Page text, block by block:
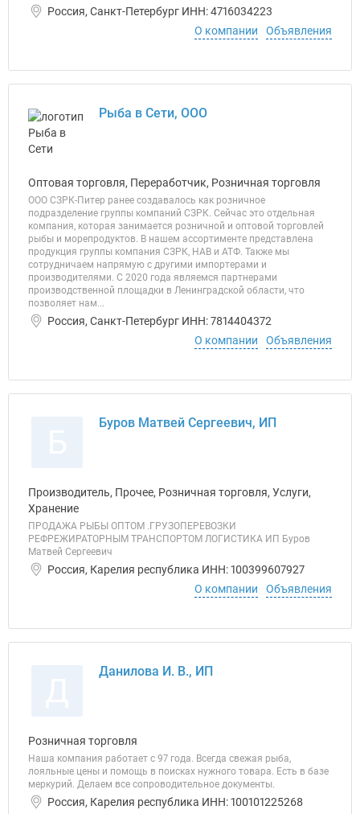
Россия, Санкт-Петербург ИНН: 4716034223
О компании
Объявления
Рыба в Сети, ООО
Оптовая торговля, Переработчик, Розничная торговля
ООО СЗРК-Питер ранее создавалось как розничное
подразделение группы компаний СЗРК. Сейчас это отдельная
компания, которая занимается розничной и оптовой торговлей
рыбы и морепродуктов. В нашем ассортименте представлена
продукция группы компания СЗРК, НАВ и АТФ. Также мы
сотрудничаем напрямую с другими импортерами и
производителями. С 2020 года являемся партнерами
производственной площадки в Ленинградской области, что
позволяет нам...
Россия, Санкт-Петербург ИНН: 7814404372
О компании
Объявления
Буров Матвей Сергеевич, ИП
Производитель, Прочее, Розничная торговля, Услуги,
Хранение
ПРОДАЖА РЫБЫ ОПТОМ .ГРУЗОПЕРЕВОЗКИ
РЕФРЕЖИРАТОРНЫМ ТРАНСПОРТОМ ЛОГИСТИКА ИП Буров
Матвей Сергеевич
Россия, Карелия республика ИНН: 100399607927
О компании
Объявления
Данилова И. В., ИП
Розничная торговля
Наша компания работает с 97 года. Всегда свежая рыба,
лояльные цены и помощь в поисках нужного товара. Есть в базе
меркурий. Делаем все сопроводительное документы.
Россия, Карелия республика ИНН: 100101225268